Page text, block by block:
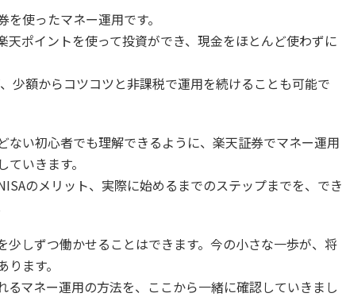
使ったマネー運用です。
ポイントを使って投資ができ、現金をほとんど使わずに
少額からコツコツと非課税で運用を続けることも可能で
ない初心者でも理解できるように、楽天証券でマネー運用
いきます。
のメリット、実際に始めるまでのステップまでを、でき
少しずつ働かせることはできます。今の小さな一歩が、将
ます。
マネー運用の方法を、ここから一緒に確認していきまし